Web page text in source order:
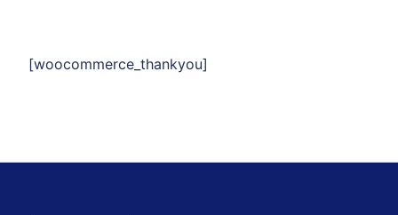
[woocommerce_thankyou]